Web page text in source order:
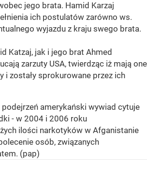
jego brata. Hamid Karzaj
ich postulatów zarówno ws.
wyjazdu z kraju swego brata.
Katzaj, jak i jego brat Ahmed
zarzuty USA, twierdząc iż mają one
i zostały sprokurowane przez ich
amerykański wywiad cytuje
- w 2004 i 2006 roku
ilości narkotyków w Afganistanie
osób, związanych
(pap)